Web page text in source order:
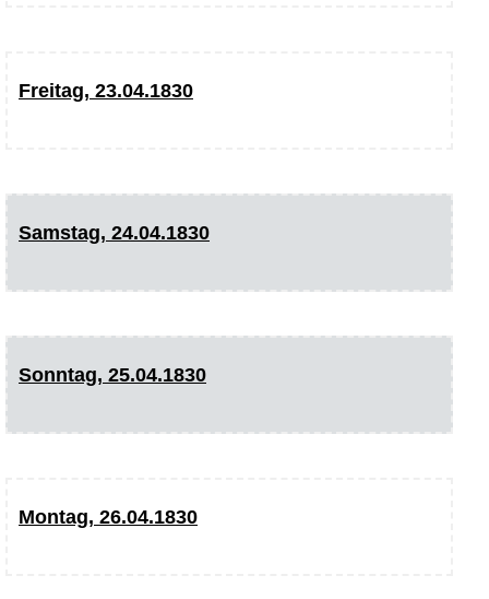
Freitag, 23.04.1830
Samstag, 24.04.1830
Sonntag, 25.04.1830
Montag, 26.04.1830